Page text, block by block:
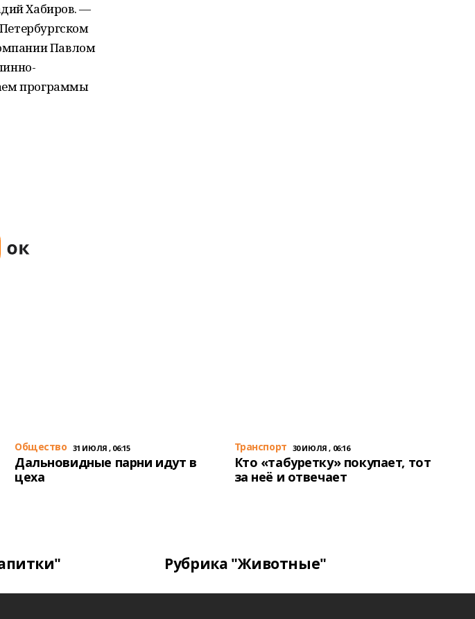
Хабиров. —
Павлом
программы
Общество 31 ИЮЛЯ , 06:15
Дальновидные парни идут в
цеха
Транспорт 30 ИЮЛЯ , 06:16
Кто «табуретку» покупает, тот
за неё и отвечает
Рубрика "Животные"